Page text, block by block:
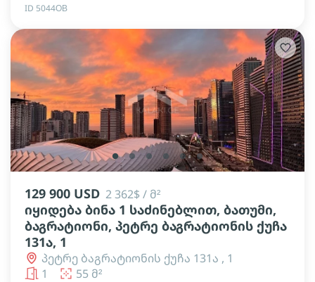
ID 5044ОВ
lens lens lens lens lens lens
129 900 USD 2 362$ / მ²
იყიდება ბინა 1 საძინებლით, ბათუმი,
ბაგრატიონი, პეტრე ბაგრატიონის ქუჩა
131ა, 1
პეტრე ბაგრატიონის ქუჩა 131ა , 1
1
55 მ²